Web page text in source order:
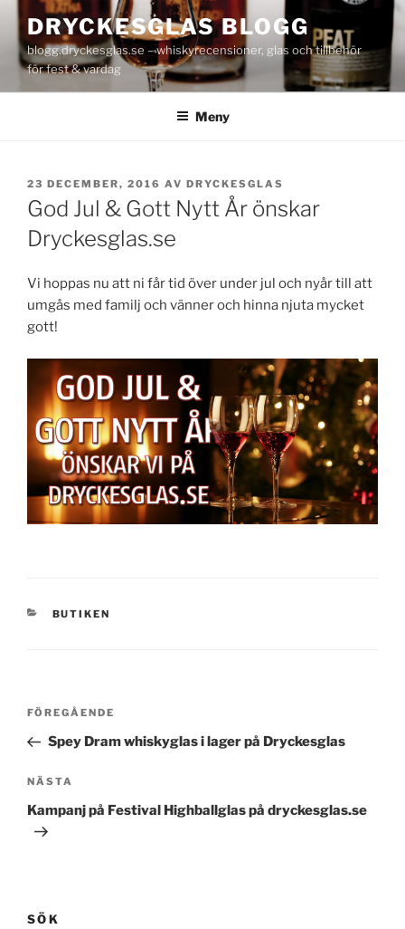
innehåll
DRYCKESGLAS BLOGG
blogg.dryckesglas.se – whiskyrecensioner, glas och tillbehör
för fest & vardag
Meny
PUBLICERAT
23 DECEMBER, 2016 AV DRYCKESGLAS
God Jul & Gott Nytt År önskar
Dryckesglas.se
Vi hoppas nu att ni får tid över under jul och nyår till att
umgås med familj och vänner och hinna njuta mycket
gott!
KATEGORIER
BUTIKEN
Inläggsnavigering
Föregående
inlägg
FÖREGÅENDE
Spey Dram whiskyglas i lager på Dryckesglas
Nästa
inlägg
NÄSTA
Kampanj på Festival Highballglas på dryckesglas.se
SÖK